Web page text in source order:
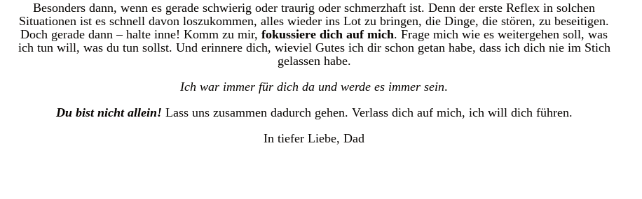
Besonders dann, wenn es gerade schwierig oder traurig oder schmerzhaft ist. Denn der erste Reflex in solchen
Situationen ist es schnell davon loszukommen, alles wieder ins Lot zu bringen, die Dinge, die stören, zu beseitigen.
Doch gerade dann – halte inne! Komm zu mir, fokussiere dich auf mich. Frage mich wie es weitergehen soll, was
ich tun will, was du tun sollst. Und erinnere dich, wieviel Gutes ich dir schon getan habe, dass ich dich nie im Stich
gelassen habe.
Ich war immer für dich da und werde es immer sein.
Du bist nicht allein! Lass uns zusammen dadurch gehen. Verlass dich auf mich, ich will dich führen.
In tiefer Liebe, Dad